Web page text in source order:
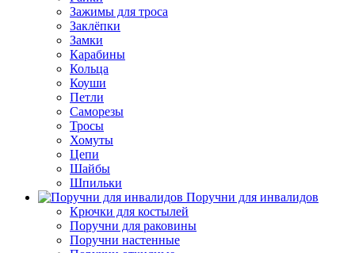
Зажимы для троса
Заклёпки
Замки
Карабины
Кольца
Коуши
Петли
Саморезы
Тросы
Хомуты
Цепи
Шайбы
Шпильки
Поручни для инвалидов
Крючки для костылей
Поручни для раковины
Поручни настенные